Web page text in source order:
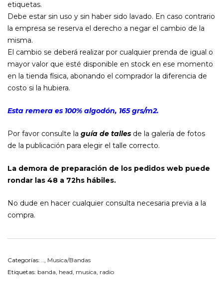
etiquetas.
Debe estar sin uso y sin haber sido lavado. En caso contrario
la empresa se reserva el derecho a negar el cambio de la
misma.
El cambio se deberá realizar por cualquier prenda de igual o
mayor valor que esté disponible en stock en ese momento
en la tienda física, abonando el comprador la diferencia de
costo si la hubiera.
Esta remera es 100% algodón, 165 grs/m2.
Por favor consulte la guía de talles de la galería de fotos
de la publicación para elegir el talle correcto.
La demora de preparación de los pedidos web puede
rondar las 48 a 72hs hábiles.
No dude en hacer cualquier consulta necesaria previa a la
compra.
Categorías: .., Musica/Bandas
Etiquetas: banda, head, musica, radio